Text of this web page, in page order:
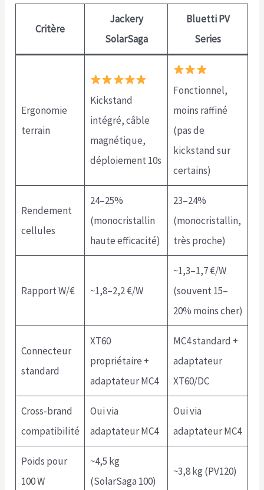
Critère
Jackery
SolarSaga
Bluetti PV
Series
Ergonomie
terrain
Kickstand
intégré, câble
magnétique,
déploiement 10s
Fonctionnel,
moins raffiné
(pas de
kickstand sur
certains)
Rendement
cellules
24–25%
(monocristallin
haute efficacité)
23–24%
(monocristallin,
très proche)
Rapport W/€ ~1,8–2,2 €/W
~1,3–1,7 €/W
(souvent 15–
20% moins cher)
Connecteur
standard
XT60
propriétaire +
adaptateur MC4
MC4 standard +
adaptateur
XT60/DC
Cross-brand
compatibilité
Oui via
adaptateur MC4
Oui via
adaptateur MC4
Poids pour
100 W
~4,5 kg
(SolarSaga 100)
~3,8 kg (PV120)